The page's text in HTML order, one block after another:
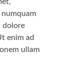
dolore
enim ad
ullam